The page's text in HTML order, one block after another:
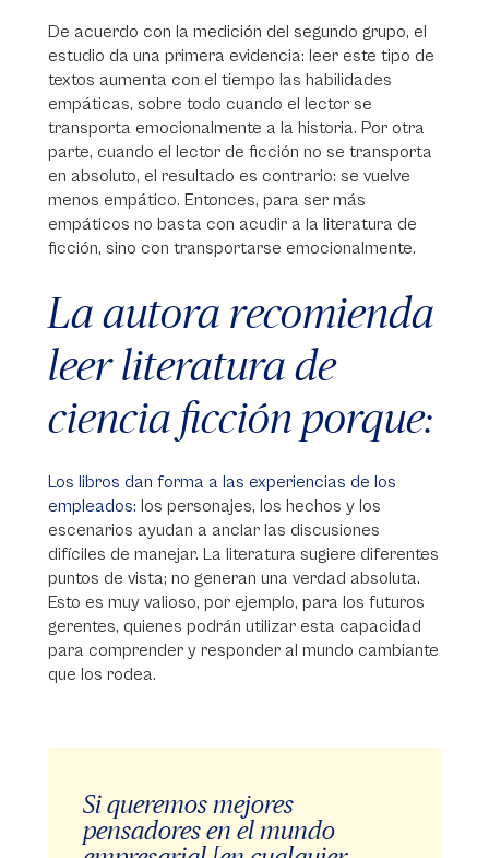
De acuerdo con la medición del segundo grupo, el
estudio da una primera evidencia: leer este tipo de
textos aumenta con el tiempo las habilidades
empáticas, sobre todo cuando el lector se
transporta emocionalmente a la historia. Por otra
parte, cuando el lector de ficción no se transporta
en absoluto, el resultado es contrario: se vuelve
menos empático. Entonces, para ser más
empáticos no basta con acudir a la literatura de
ficción, sino con transportarse emocionalmente.
La autora recomienda
leer literatura de
ciencia ficción porque:
Los libros dan forma a las experiencias de los
empleados: los personajes, los hechos y los
escenarios ayudan a anclar las discusiones
difíciles de manejar. La literatura sugiere diferentes
puntos de vista; no generan una verdad absoluta.
Esto es muy valioso, por ejemplo, para los futuros
gerentes, quienes podrán utilizar esta capacidad
para comprender y responder al mundo cambiante
que los rodea.
Si queremos mejores
pensadores en el mundo